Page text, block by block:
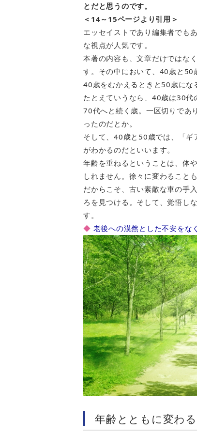
とだと思うのです。
＜14～15ページより引用＞
エッセイストであり編集者でも
な視点が人気です。
本著の内容も、文章だけではな
す。その中において、40歳と50
40歳をむかえるときと50歳にな
たとえていうなら、40歳は30
70代へと続く歳。一区切りであ
ったのだとか。
そして、40歳と50歳では、「ギ
がわかるのだといいます。
年齢を重ねるということは、体
しれません。徐々に変わること
だからこそ、古い素敵な車の手
ろを見つける。そして、覚悟し
す。
◆ 老後への漠然とした不安をな
年齢とともに変わ